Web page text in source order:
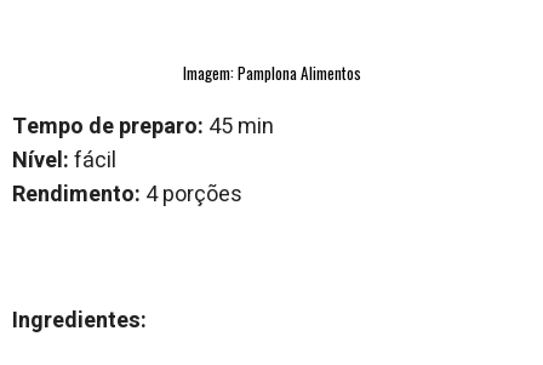
Imagem: Pamplona Alimentos
Tempo de preparo: 45 min
Nível:fácil
Rendimento: 4 porções
Ingredientes: